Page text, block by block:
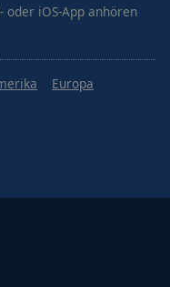
iOS-App anhören
Europa